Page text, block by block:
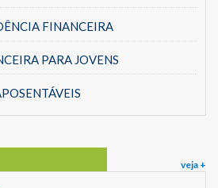
FINANCEIRA
PARA JOVENS
veja +